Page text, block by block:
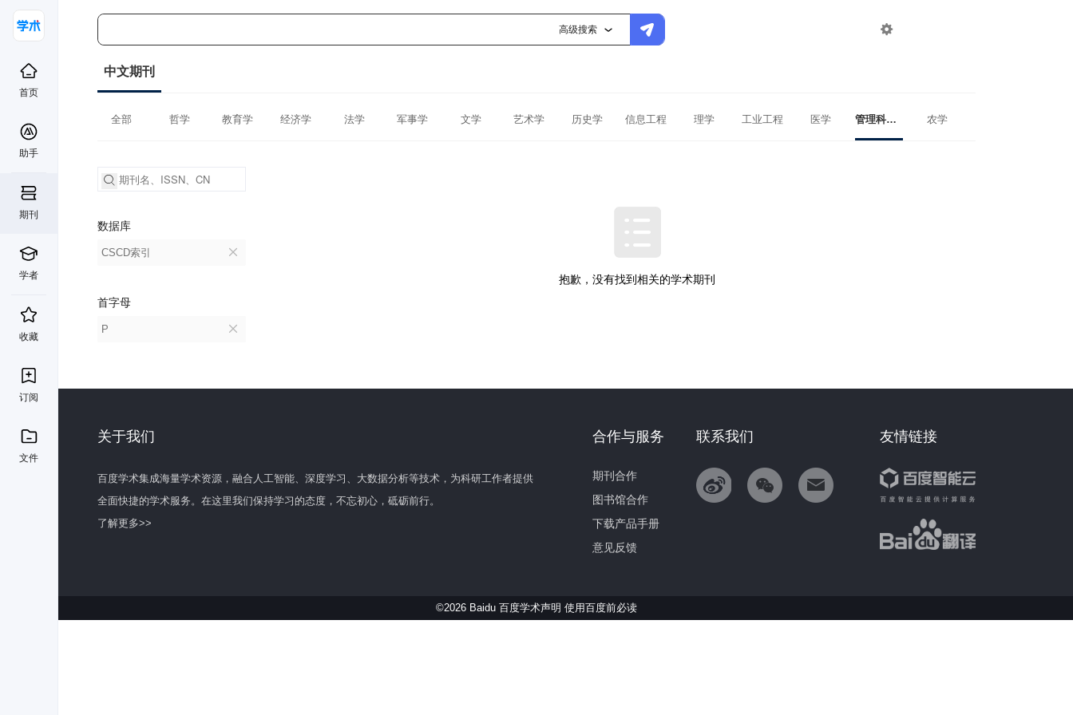
高级搜索 
首页
助手
期刊
学者
收藏
订阅
文件
中文期刊
全部 哲学 教育学 经济学 法学 军事学 文学 艺术学 历史学 信息工程 理学 工业工程 医学 管理科学与工程 农学
数据库
CSCD索引
首字母
P
抱歉，没有找到相关的学术期刊
关于我们
百度学术集成海量学术资源，融合人工智能、深度学习、大数据分析等技术，为科研工作者提供
全面快捷的学术服务。在这里我们保持学习的态度，不忘初心，砥砺前行。
了解更多>>
友情链接
联系我们
合作与服务
期刊合作
图书馆合作
下载产品手册
意见反馈
©2026 Baidu 百度学术声明 使用百度前必读